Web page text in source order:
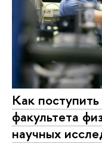
Как
факультета
научных